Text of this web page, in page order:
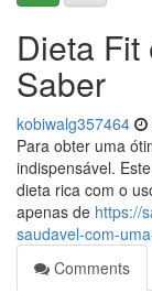
Dieta
Saber
kobiwalg357464
Para obter uma
indispensável.
dieta rica com o
apenas de https://
saudavel-com-
Comments